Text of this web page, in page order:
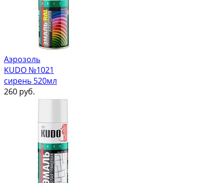
Аэрозоль
KUDO №1021
сирень 520мл
260 руб.